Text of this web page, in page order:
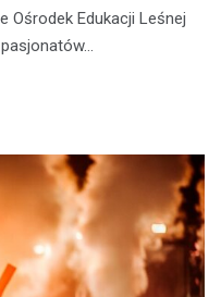
Ośrodek Edukacji Leśnej